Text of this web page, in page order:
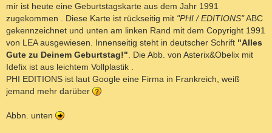
r
a
g
mir ist heute eine Geburtstagskarte aus dem Jahr 1991
zugekommen . Diese Karte ist rückseitig mit "PHI / EDITIONS"ABC
gekennzeichnet und unten am linken Rand mit dem Copyright 1991
von LEA ausgewiesen. Innenseitig steht in deutscher Schrift "Alles
Gute zu Deinem Geburtstag!" . Die Abb. von Asterix&Obelix mit
Idefix ist aus leichtem Vollplastik .
PHI EDITIONS ist laut Google eine Firma in Frankreich, weiß
jemand mehr darüber
Abbn. unten